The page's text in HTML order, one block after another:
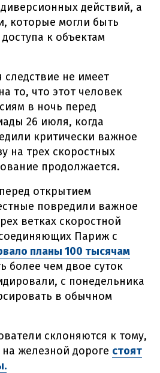
действий, а
которые могли быть
к объектам
не имеет
то, что этот человек
в ночь перед
26 июля, когда
критически важное
на трех скоростных
продолжается.
открытием
повредили важное
ветках скоростной
Париж с
планы 100 тысячам
более чем двое суток
с понедельника
в обычном
склоняются к тому,
железной дороге стоят